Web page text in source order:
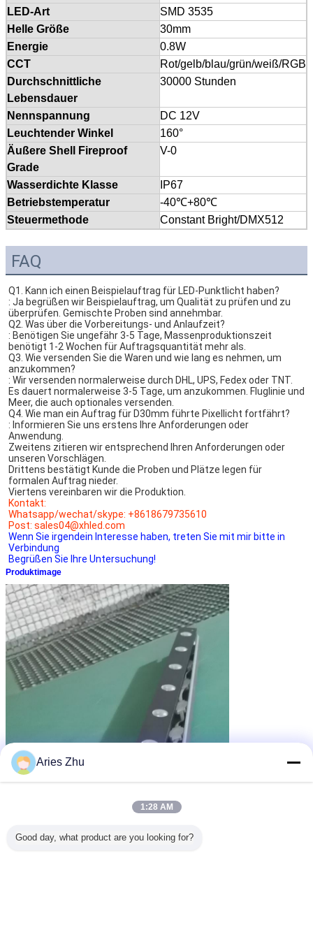
LED-Art
SMD 3535
Helle Größe
30mm
Energie
0.8W
CCT
Rot/gelb/blau/grün/weiß/RGB
Durchschnittliche
Lebensdauer
30000 Stunden
Nennspannung
DC 12V
Leuchtender Winkel
160°
Äußere Shell Fireproof
Grade
V-0
Wasserdichte Klasse
IP67
Betriebstemperatur
-40℃+80℃
Steuermethode
Constant Bright/DMX512
FAQ
Q1.
Kann ich einen Beispielauftrag für LED-Punktlicht haben?
: Ja begrüßen wir Beispielauftrag, um Qualität zu prüfen und zu
überprüfen. Gemischte Proben sind annehmbar.
Q2. Was über die Vorbereitungs- und Anlaufzeit?
: Benötigen Sie ungefähr 3-5 Tage, Massenproduktionszeit
benötigt 1-2 Wochen für Auftragsquantität mehr als.
Q3. Wie versenden Sie die Waren und wie lang es nehmen, um
anzukommen?
: Wir versenden normalerweise durch DHL, UPS, Fedex oder TNT.
Es dauert normalerweise 3-5 Tage, um anzukommen. Fluglinie und
Meer, die auch optionales versenden.
Q4. Wie man ein Auftrag für D30mm führte Pixellicht fortfährt?
: Informieren Sie uns erstens Ihre Anforderungen oder
Anwendung.
Zweitens zitieren wir entsprechend Ihren Anforderungen oder
unseren Vorschlägen.
Drittens bestätigt Kunde die Proben und Plätze legen für
formalen Auftrag nieder.
Viertens vereinbaren wir die Produktion.
Kontakt:
Whatsapp/wechat/skype: +8618679735610
Post: sales04@xhled.com
Wenn Sie irgendein Interesse haben, treten Sie mit mir bitte in
Verbindung
Begrüßen Sie Ihre Untersuchung!
Produktimage
Aries Zhu
1:28 AM
Good day, what product are you looking for?